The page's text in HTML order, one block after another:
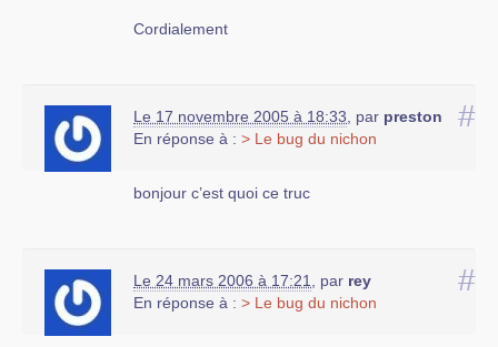
C d’ailleur l’UNIQUE inconvenient que connaisse
windows est instable, pas linux
windows est mal concu, pas linux
windows est donc rigide et pas linux
Sous windows, les non informaticiens cliquent
Cordialement
#
Le 17 novembre 2005 à 18:33 par preston
En réponse à : > Le bug du nichon
bonjour c’est quoi ce truc
#
Le 24 mars 2006 à 17:21 par rey
En réponse à : > Le bug du nichon